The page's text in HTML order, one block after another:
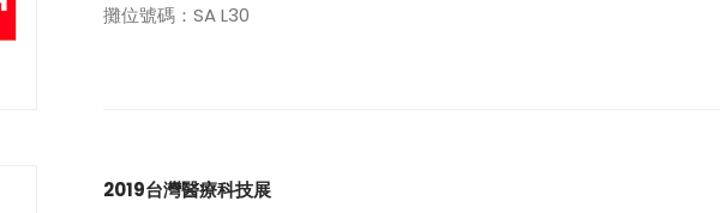
歡迎業務洽談！
攤位號碼：SA L30
2019台灣醫療科技展